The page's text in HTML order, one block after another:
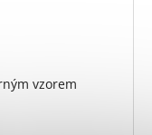
vzorem